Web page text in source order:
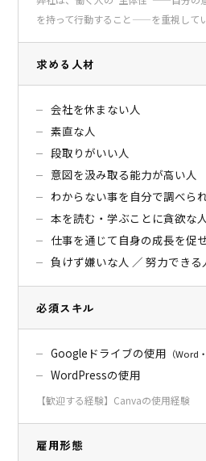
を持って行動すること——を重視してい
求める人材
会社を休まない人
素直な人
段取りがいい人
意図を汲み取る能力が高い人
わからない事を自分で調べら
本を読む・学ぶことに貪欲な
仕事を通じて自身の成長を促
負けず嫌いな人 ／ 努力できる
必須スキル
Googleドライブの使用 （Word
WordPressの使用
【歓迎する経験】Canvaの使用経験
雇用形態